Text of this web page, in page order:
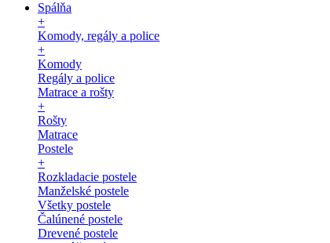
Spálňa
+
Komody, regály a police
+
Komody
Regály a police
Matrace a rošty
+
Rošty
Matrace
Postele
+
Rozkladacie postele
Manželské postele
Všetky postele
Čalúnené postele
Drevené postele